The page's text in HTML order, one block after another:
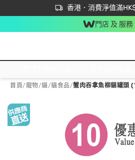
香港．消費淨值滿
立即成為易賞錢會員
首次APP下單買滿$450 輸入
門店 及 服務
首頁/寵物/貓/貓食品/蟹肉吞拿魚柳貓罐頭